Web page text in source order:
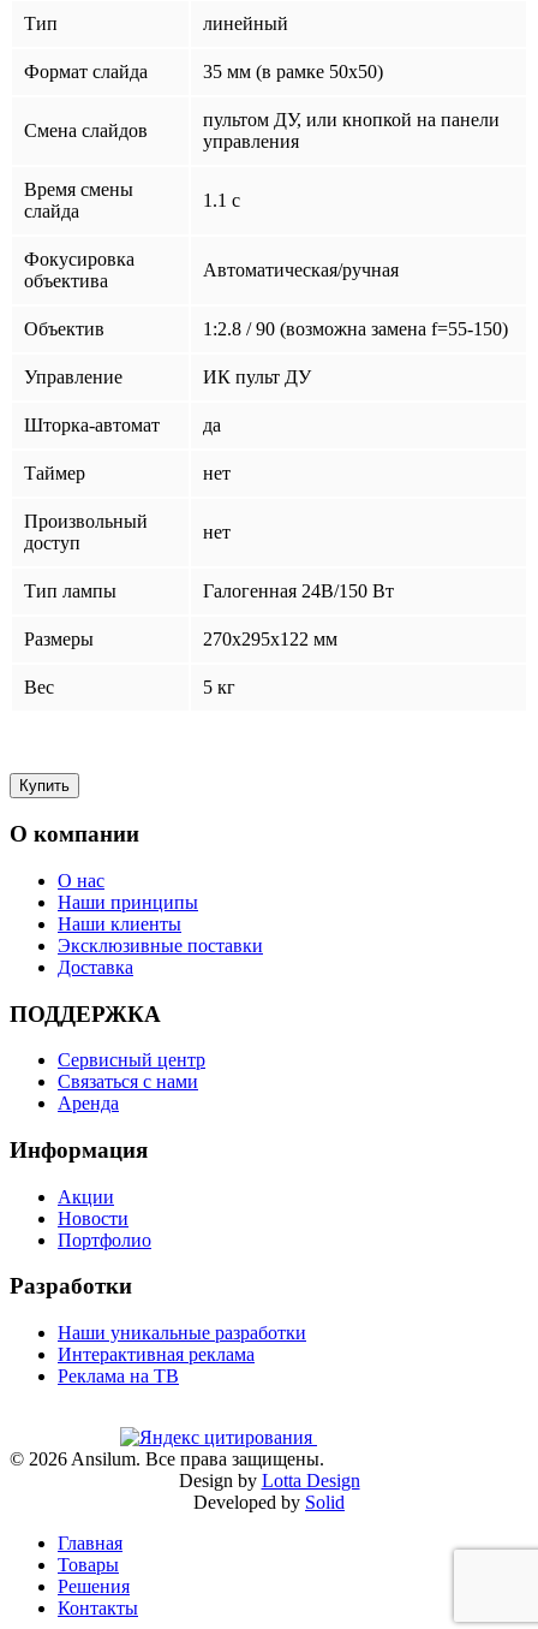
Тип линейный
Формат слайда 35 мм (в рамке 50х50)
Смена слайдов
пультом ДУ, или кнопкой на панели
управления
Время смены
слайда
1.1 c
Фокусировка
объектива
Автоматическая/ручная
Объектив 1:2.8 / 90 (возможна замена f=55-150)
Управление ИК пульт ДУ
Шторка-автомат да
Таймер нет
Произвольный
доступ
нет
Тип лампы Галогенная 24В/150 Вт
Размеры 270х295х122 мм
Вес 5 кг
О компании
О нас
Наши принципы
Наши клиенты
Эксклюзивные поставки
Доставка
ПОДДЕРЖКА
Сервисный центр
Связаться с нами
Аренда
Информация
Акции
Новости
Портфолио
Разработки
Наши уникальные разработки
Интерактивная реклама
Реклама на ТВ
© 2026 Ansilum. Все права защищены.
Design by Lotta Design
Developed by Solid
Главная
Товары
Решения
Контакты